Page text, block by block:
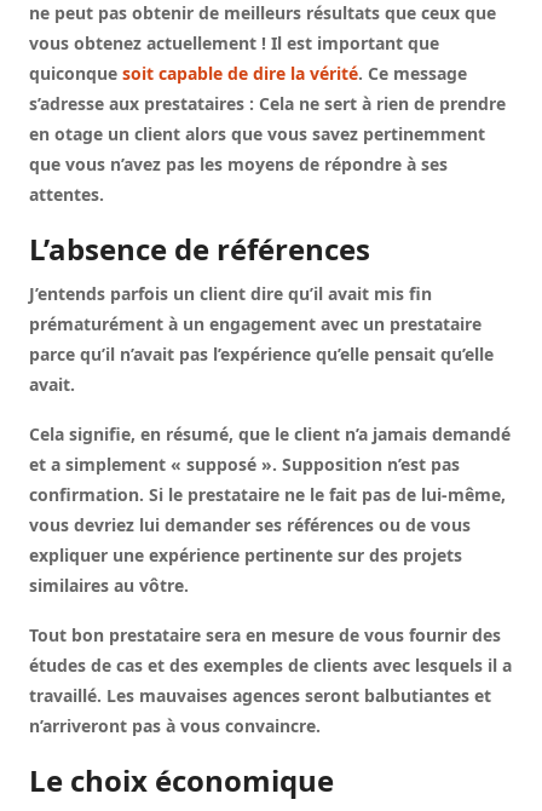
ne peut pas obtenir de meilleurs résultats que ceux que
vous obtenez actuellement ! Il est important que
quiconque soit capable de dire la vérité. Ce message
s’adresse aux prestataires : Cela ne sert à rien de prendre
en otage un client alors que vous savez pertinemment
que vous n’avez pas les moyens de répondre à ses
attentes.
L’absence de références
J’entends parfois un client dire qu’il avait mis fin
prématurément à un engagement avec un prestataire
parce qu’il n’avait pas l’expérience qu’elle pensait qu’elle
avait.
Cela signifie, en résumé, que le client n’a jamais demandé
et a simplement « supposé ». Supposition n’est pas
confirmation. Si le prestataire ne le fait pas de lui-même,
vous devriez lui demander ses références ou de vous
expliquer une expérience pertinente sur des projets
similaires au vôtre.
Tout bon prestataire sera en mesure de vous fournir des
études de cas et des exemples de clients avec lesquels il a
travaillé. Les mauvaises agences seront balbutiantes et
n’arriveront pas à vous convaincre.
Le choix économique